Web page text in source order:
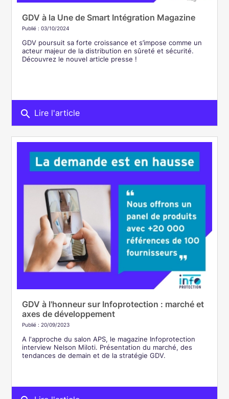
GDV à la Une de Smart Intégration Magazine
Publié : 03/10/2024
GDV poursuit sa forte croissance et s’impose comme un
acteur majeur de la distribution en sûreté et sécurité.
Découvrez le nouvel article presse !
search Lire l'article
GDV à l'honneur sur Infoprotection : marché et
axes de développement
Publié : 20/09/2023
A l'approche du salon APS, le magazine Infoprotection
interview Nelson Miloti. Présentation du marché, des
tendances de demain et de la stratégie GDV.